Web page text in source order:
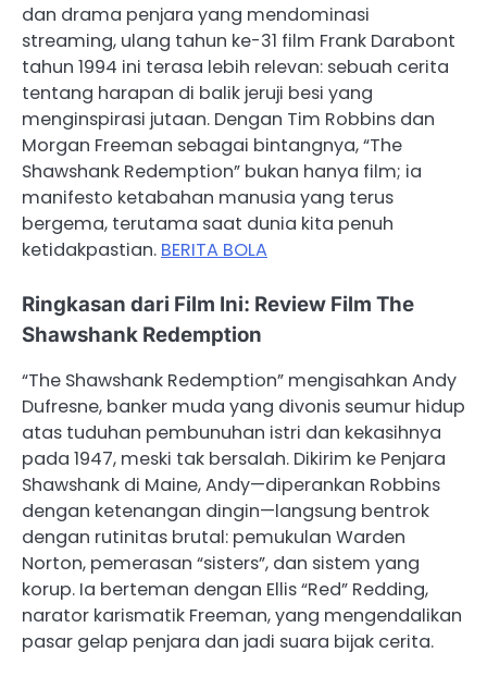
dan drama penjara yang mendominasi
streaming, ulang tahun ke-31 film Frank Darabont
tahun 1994 ini terasa lebih relevan: sebuah cerita
tentang harapan di balik jeruji besi yang
menginspirasi jutaan. Dengan Tim Robbins dan
Morgan Freeman sebagai bintangnya, “The
Shawshank Redemption” bukan hanya film; ia
manifesto ketabahan manusia yang terus
bergema, terutama saat dunia kita penuh
ketidakpastian. BERITA BOLA
Ringkasan dari Film Ini: Review Film The
Shawshank Redemption
“The Shawshank Redemption” mengisahkan Andy
Dufresne, banker muda yang divonis seumur hidup
atas tuduhan pembunuhan istri dan kekasihnya
pada 1947, meski tak bersalah. Dikirim ke Penjara
Shawshank di Maine, Andy—diperankan Robbins
dengan ketenangan dingin—langsung bentrok
dengan rutinitas brutal: pemukulan Warden
Norton, pemerasan “sisters”, dan sistem yang
korup. Ia berteman dengan Ellis “Red” Redding,
narator karismatik Freeman, yang mengendalikan
pasar gelap penjara dan jadi suara bijak cerita.